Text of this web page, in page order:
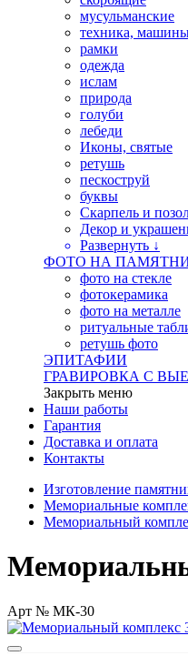
мусульманские
техника,
рамки
одежда
ислам
природа
голуби
лебеди
Иконы, святые
ретушь
пескоструй
буквы
Скарпель и
Декор и
Развернуть ↓
ФОТО НА
фото на стекле
фотокерамика
фото на металле
ритуальные
ретушь фото
ЭПИТАФИИ
ГРАВИРОВКА С
Закрыть меню
Наши работы
Гарантия
Доставка и оплата
Контакты
Изготовление
Мемориальные
Мемориальный
Арт № МК-30